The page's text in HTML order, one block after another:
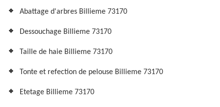
Abattage d'arbres Billieme 73170
Dessouchage Billieme 73170
Taille de haie Billieme 73170
Tonte et refection de pelouse Billieme 73170
Etetage Billieme 73170